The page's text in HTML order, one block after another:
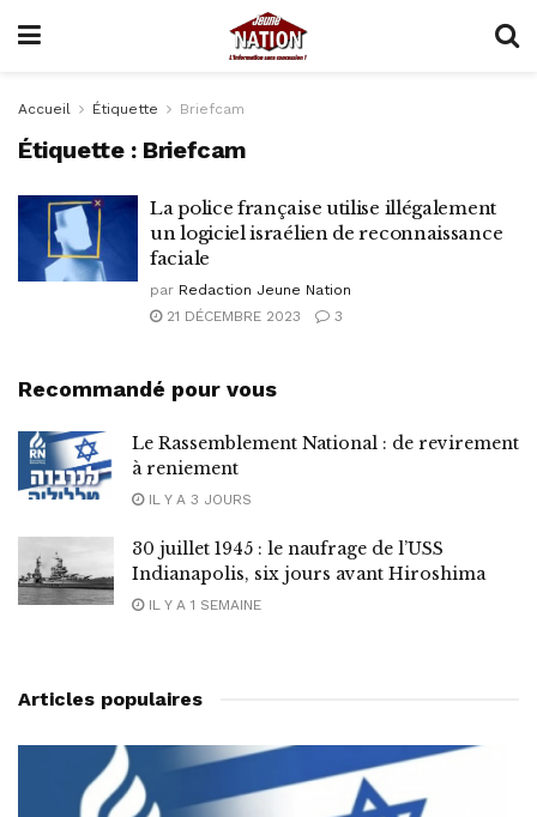
Accueil Étiquette Briefcam
Étiquette : Briefcam
La police française utilise illégalement
un logiciel israélien de reconnaissance
faciale
par Redaction Jeune Nation
21 DÉCEMBRE 2023
3
Recommandé pour vous
Le Rassemblement National : de revirement
à reniement
IL Y A 3 JOURS
30 juillet 1945 : le naufrage de l’USS
Indianapolis, six jours avant Hiroshima
IL Y A 1 SEMAINE
Articles populaires